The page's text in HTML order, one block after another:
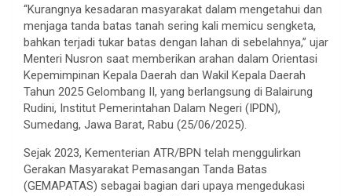
“Kurangnya kesadaran masyarakat dalam mengetahui dan
menjaga tanda batas tanah sering kali memicu sengketa,
bahkan terjadi tukar batas dengan lahan di sebelahnya,” ujar
Menteri Nusron saat memberikan arahan dalam Orientasi
Kepemimpinan Kepala Daerah dan Wakil Kepala Daerah
Tahun 2025 Gelombang II, yang berlangsung di Balairung
Rudini, Institut Pemerintahan Dalam Negeri (IPDN),
Sumedang, Jawa Barat, Rabu (25/06/2025).
Sejak 2023, Kementerian ATR/BPN telah menggulirkan
Gerakan Masyarakat Pemasangan Tanda Batas
(GEMAPATAS) sebagai bagian dari upaya mengedukasi